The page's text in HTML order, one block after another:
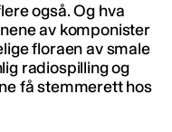
også. Og hva
av komponister
floraen av smale
radiospilling og
få stemmerett hos